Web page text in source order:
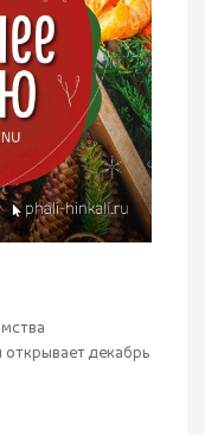
декабрь